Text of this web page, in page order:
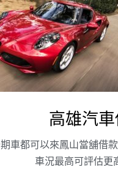
高雄汽
車都可以來鳳山當舖借
車況最高可評估更